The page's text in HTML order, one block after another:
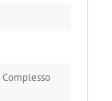
Complesso